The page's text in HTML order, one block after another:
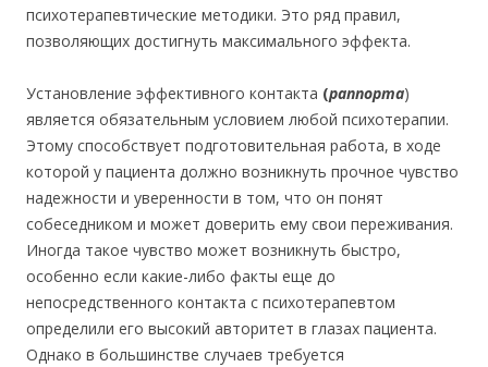
психотерапевтические методики. Это ряд правил,
позволяющих достигнуть максимального эффекта.
Установление эффективного контакта (раппорта)
является обязательным условием любой психотерапии.
Этому способствует подготовительная работа, в ходе
которой у пациента должно возникнуть прочное чувство
надежности и уверенности в том, что он понят
собеседником и может доверить ему свои переживания.
Иногда такое чувство может возникнуть быстро,
особенно если какие-либо факты еще до
непосредственного контакта с психотерапевтом
определили его высокий авторитет в глазах пациента.
Однако в большинстве случаев требуется